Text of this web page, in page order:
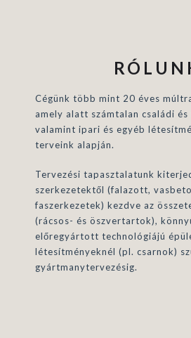
Cégünk több mint 20 éves
amely alatt számtalan családi és
valamint ipari és egyéb
terveink alapján.
Tervezési tapasztalatunk
szerkezetektől (falazott,
faszerkezetek) kezdve az
(rácsos- és öszvertartok),
előregyártott technológiájú
létesítményeknél (pl. csarnok)
gyártmanytervezésig.